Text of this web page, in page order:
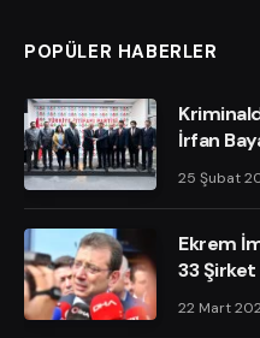
POPÜLER HABERLER
İrfan
25 Şubat
Ekrem
33
22 Mart